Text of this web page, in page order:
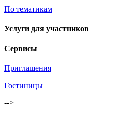
По тематикам
Услуги для участников
Сервисы
Приглашения
Гостиницы
-->